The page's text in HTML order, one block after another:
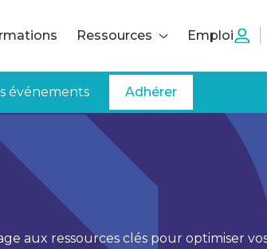
Ressources Emploi
événements Adhérer
aux ressources clés pour optimiser